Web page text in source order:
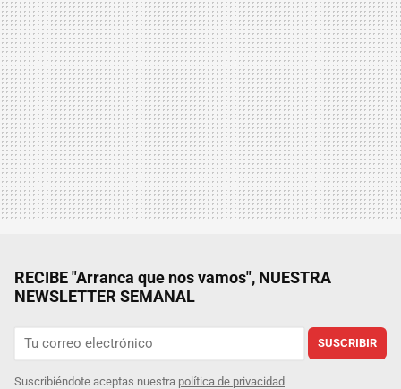
RECIBE "Arranca que nos vamos", NUESTRA
NEWSLETTER SEMANAL
SUSCRIBIR
Suscribiéndote aceptas nuestra política de privacidad